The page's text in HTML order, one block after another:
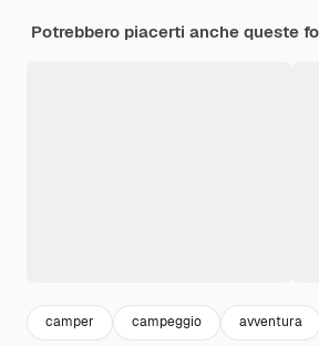
Potrebbero piacerti anche queste
camper campeggio avventura